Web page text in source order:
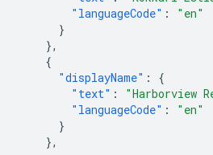
"languageCode" :
"en"
}
},
{
"displayName" :
{
"text" : "Harborview
"languageCode" :
"en"
}
},